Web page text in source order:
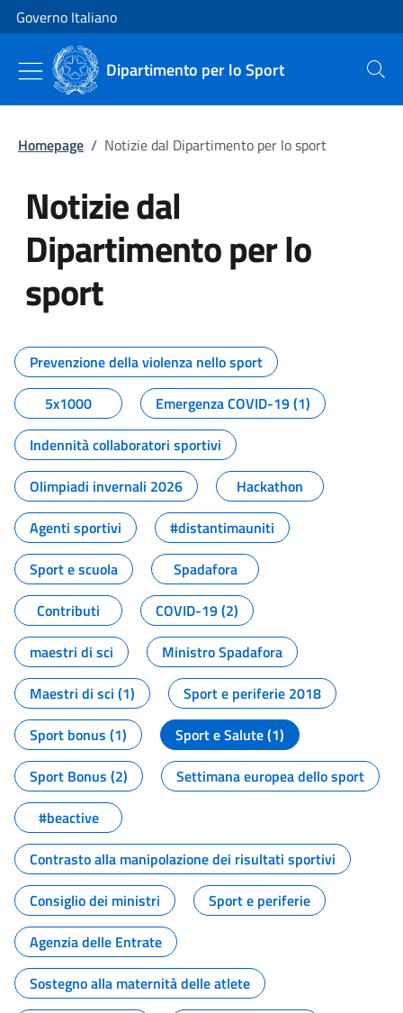
Vai al contenuto
Vai alla navigazione del sito
Governo Italiano
Dipartimento per lo Sport Cerca
Homepage / Notizie dal Dipartimento per lo sport
Notizie dal
Dipartimento per lo
sport
Tutti i contenuti della pagina
Prevenzione della violenza nello sport
5x1000
Emergenza COVID-19 (1)
Indennità collaboratori sportivi
Olimpiadi invernali 2026
Hackathon
Agenti sportivi
#distantimauniti
Sport e scuola
Spadafora
Contributi
COVID-19 (2)
maestri di sci
Ministro Spadafora
Maestri di sci (1)
Sport e periferie 2018
Sport bonus (1)
Sport e Salute (1)
Sport Bonus (2)
Settimana europea dello sport
#beactive
Contrasto alla manipolazione dei risultati sportivi
Consiglio dei ministri
Sport e periferie
Agenzia delle Entrate
Sostegno alla maternità delle atlete